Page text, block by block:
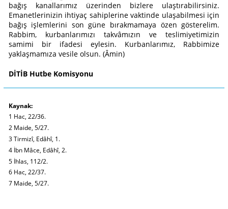
bağış kanallarımız üzerinden bizlere ulaştırabilirsiniz.
Emanetlerinizin ihtiyaç sahiplerine vaktinde ulaşabilmesi için
bağış işlemlerini son güne bırakmamaya özen gösterelim.
Rabbim, kurbanlarımızı takvâmızın ve teslimiyetimizin
samimi bir ifadesi eylesin. Kurbanlarımız, Rabbimize
yaklaşmamıza vesile olsun. (Âmin)
DİTİB Hutbe Komisyonu
Kaynak:
1 Hac, 22/36.
2 Maide, 5/27.
3 Tirmizî, Edâhî, 1.
4 İbn Mâce, Edâhî, 2.
5 İhlas, 112/2.
6 Hac, 22/37.
7 Maide, 5/27.